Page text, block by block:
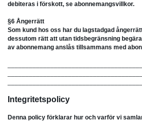
debiteras i förskott, se abonnemangsvillkor.
§6 Ångerrätt
Som kund hos oss har du lagstadgad
dessutom rätt att utan tidsbegränsning
av abonnemang anslås tillsammans med
Integritetspolicy
Denna policy förklarar hur och varför vi